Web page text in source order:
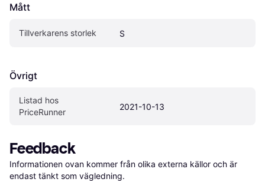
Mått
Tillverkarens storlek S
Övrigt
Listad hos
PriceRunner
2021-10-13
Feedback
Informationen ovan kommer från olika externa källor och är
endast tänkt som vägledning.